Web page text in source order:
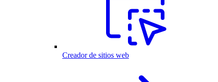
Creador de sitios web